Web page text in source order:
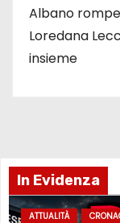
Albano
Loredana
insieme
In Evidenza
ATTUALITÀ